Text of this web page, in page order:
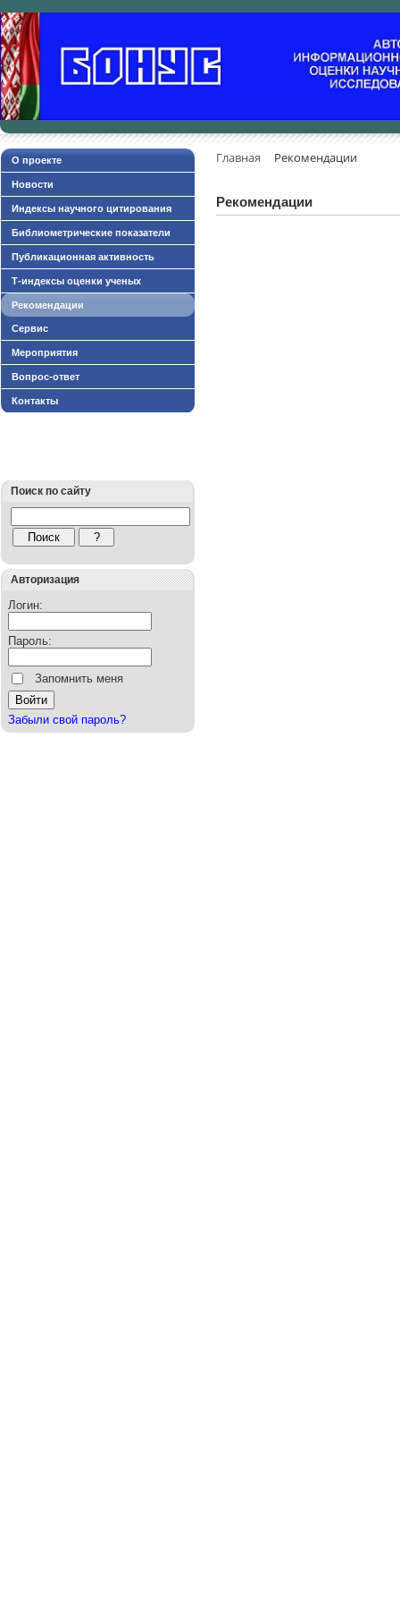
О проекте
Новости
Индексы научного цитирования
Библиометрические показатели
Публикационная активность
Т-индексы оценки ученых
Рекомендации
Сервис
Мероприятия
Вопрос-ответ
Контакты
Поиск по сайту
Авторизация
Логин:
Пароль:
Запомнить меня
Забыли свой пароль?
Главная Рекомендации
Рекомендации